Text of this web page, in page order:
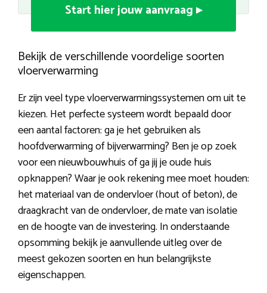
Start hier jouw aanvraag ▸
Bekijk de verschillende voordelige soorten
vloerverwarming
Er zijn veel type vloerverwarmingssystemen om uit te
kiezen. Het perfecte systeem wordt bepaald door
een aantal factoren: ga je het gebruiken als
hoofdverwarming of bijverwarming? Ben je op zoek
voor een nieuwbouwhuis of ga jij je oude huis
opknappen? Waar je ook rekening mee moet houden:
het materiaal van de ondervloer (hout of beton), de
draagkracht van de ondervloer, de mate van isolatie
en de hoogte van de investering. In onderstaande
opsomming bekijk je aanvullende uitleg over de
meest gekozen soorten en hun belangrijkste
eigenschappen.